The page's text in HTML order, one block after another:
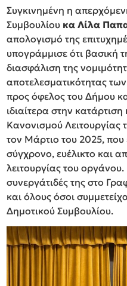
Συγκινημένη η
Συμβουλίου κα Λίλα
απολογισμό της
υπογράμμισε ότι βασική
διασφάλιση της
αποτελεσματικότητας
προς όφελος του Δήμου
ιδιαίτερα στην
Κανονισμού Λειτουργίας
τον Μάρτιο του 2025, που
σύγχρονο, ευέλικτο και
λειτουργίας του οργάνου.
συνεργάτιδές της στο
και όλους όσοι
Δημοτικού Συμβουλίου.